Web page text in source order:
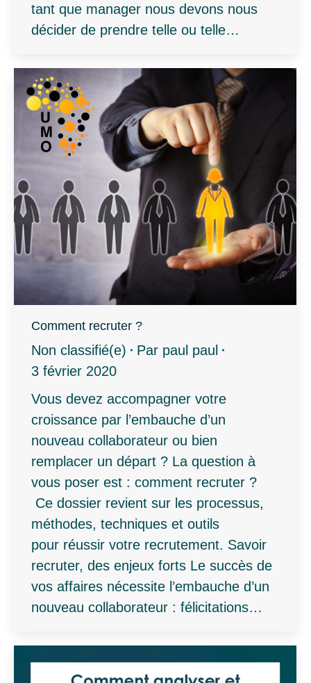
tant que manager nous devons nous
décider de prendre telle ou telle…
Comment recruter ?
Non classifié(e) Par paul paul
3 février 2020
Vous devez accompagner votre
croissance par l’embauche d’un
nouveau collaborateur ou bien
remplacer un départ ? La question à
vous poser est : comment recruter ?
Ce dossier revient sur les processus,
méthodes, techniques et outils
pour réussir votre recrutement. Savoir
recruter, des enjeux forts Le succès de
vos affaires nécessite l’embauche d’un
nouveau collaborateur : félicitations…